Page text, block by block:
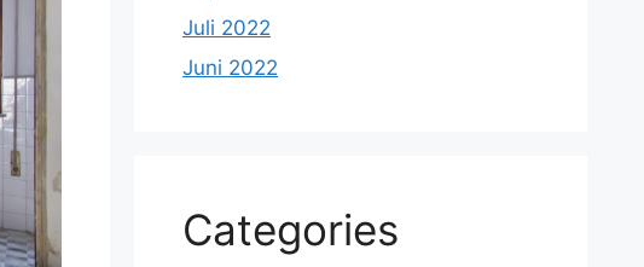
Juli 2022
Juni 2022
Categories